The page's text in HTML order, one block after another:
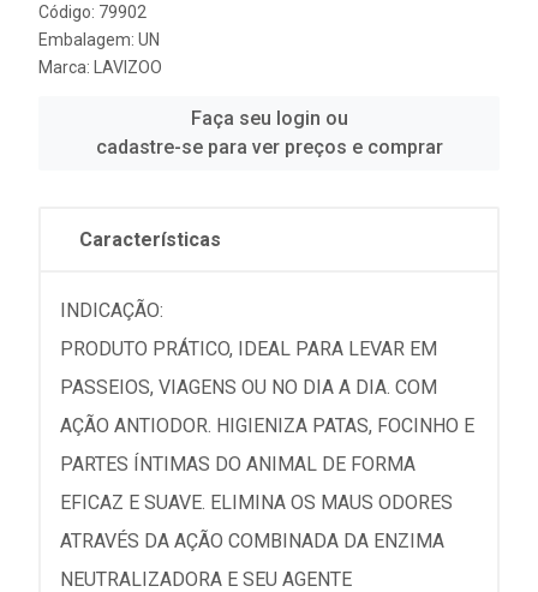
Código: 79902
Embalagem: UN
Marca:
LAVIZOO
Faça seu login ou
cadastre-se para ver preços e comprar
Características
INDICAÇÃO:
PRODUTO PRÁTICO, IDEAL PARA LEVAR EM
PASSEIOS, VIAGENS OU NO DIA A DIA. COM
AÇÃO ANTIODOR. HIGIENIZA PATAS, FOCINHO E
PARTES ÍNTIMAS DO ANIMAL DE FORMA
EFICAZ E SUAVE. ELIMINA OS MAUS ODORES
ATRAVÉS DA AÇÃO COMBINADA DA ENZIMA
NEUTRALIZADORA E SEU AGENTE